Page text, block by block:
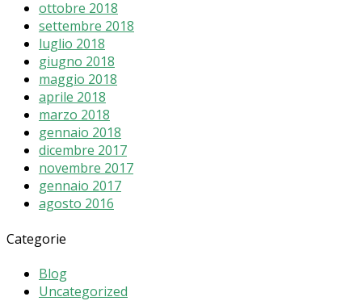
ottobre 2018
settembre 2018
luglio 2018
giugno 2018
maggio 2018
aprile 2018
marzo 2018
gennaio 2018
dicembre 2017
novembre 2017
gennaio 2017
agosto 2016
Categorie
Blog
Uncategorized